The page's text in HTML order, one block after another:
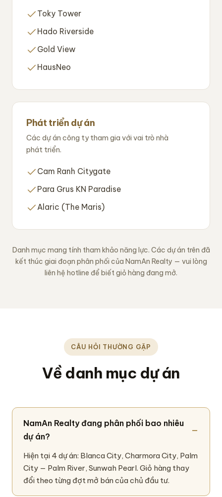
Toky Tower
Hado Riverside
Gold View
HausNeo
Phát triển dự án
Các dự án công ty tham gia với vai trò nhà
phát triển.
Cam Ranh Citygate
Para Grus KN Paradise
Alaric (The Maris)
Danh mục mang tính tham khảo năng lực. Các dự án trên đã
kết thúc giai đoạn phân phối của NamAn Realty — vui lòng
liên hệ hotline để biết giỏ hàng đang mở.
CÂU HỎI THƯỜNG GẶP
Về danh mục dự án
NamAn Realty đang phân phối bao nhiêu
dự án?
Hiện tại 4 dự án: Blanca City, Charmora City, Palm
City — Palm River, Sunwah Pearl. Giỏ hàng thay
đổi theo từng đợt mở bán của chủ đầu tư.